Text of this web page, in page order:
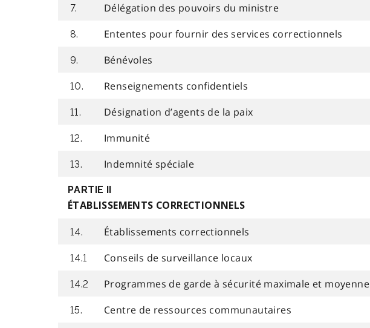
7. Délégation des pouvoirs du ministre
8. Ententes pour fournir des services correctionnels
9. Bénévoles
10. Renseignements confidentiels
11. Désignation d’agents de la paix
12. Immunité
13. Indemnité spéciale
PARTIE II
ÉTABLISSEMENTS CORRECTIONNELS
14. Établissements correctionnels
14.1 Conseils de surveillance locaux
14.2 Programmes de garde à sécurité maximale et moyenne
15. Centre de ressources communautaires